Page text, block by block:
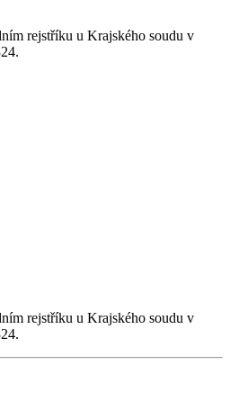
rejstříku u Krajského soudu v
rejstříku u Krajského soudu v